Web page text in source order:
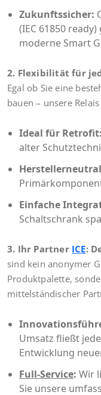
Zukunftssicher:
(IEC 61850
moderne Smart
2. Flexibilität für
Egal ob Sie eine
bauen – unsere
Ideal für Retrofit:
alter
Einfache
Schaltschrank
3. Ihr Partner ICE:
sind kein anonymer
Produktpalette,
mittelständischer
Umsatz fließt
Entwicklung
Full-Service: Wir
Sie unsere